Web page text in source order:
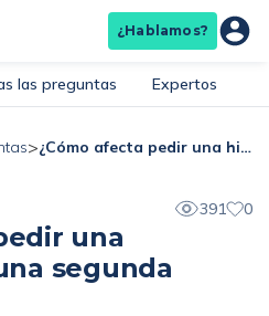
¿Hablamos?
las preguntas Expertos
> ¿Cómo afecta pedir una hipoteca para una segunda vivienda?
391 0
una
segunda